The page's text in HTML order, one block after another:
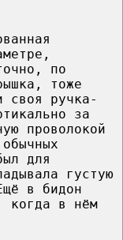
по
тоже
своя ручка-
за
проволокой
для
густую
в бидон
когда в нём